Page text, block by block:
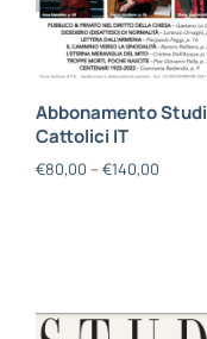
Abbonamento Studi
Cattolici IT
€80,00 – €140,00